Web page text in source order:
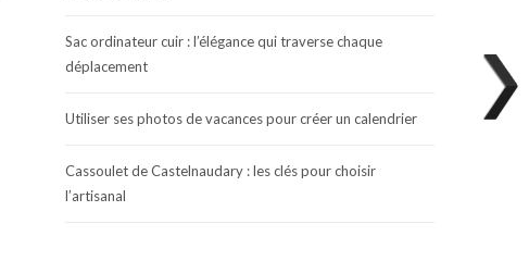
Sac ordinateur cuir : l’élégance qui traverse chaque
déplacement
Utiliser ses photos de vacances pour créer un calendrier
Cassoulet de Castelnaudary : les clés pour choisir
l’artisanal